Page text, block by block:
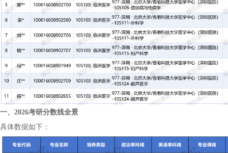
一、2026考研分数线全景
具体数据如下：